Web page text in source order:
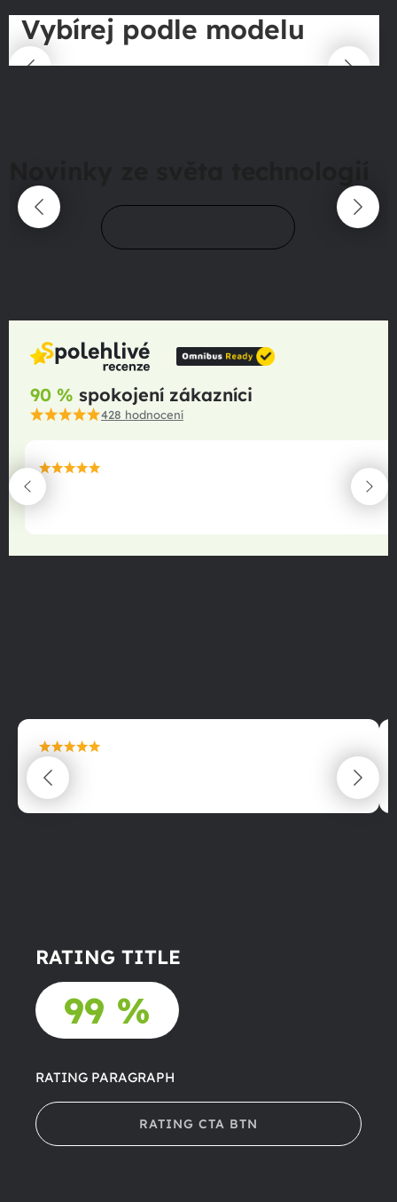
Vybírej podle modelu
90 % spokojení zákazníci
428 hodnocení
maximální spokojenost
22.06.2025
maximální spokojenost
22.06.2025
RATING TITLE
99 %
RATING PARAGRAPH
RATING CTA BTN